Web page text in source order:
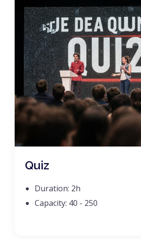
Quiz
Duration: 2h
Capacity: 40 - 250